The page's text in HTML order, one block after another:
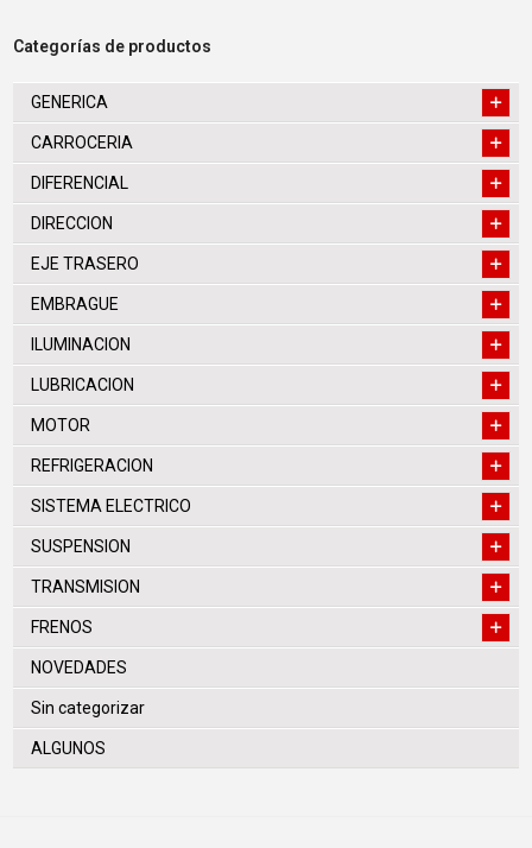
Categorías de productos
GENERICA
CARROCERIA
DIFERENCIAL
DIRECCION
EJE TRASERO
EMBRAGUE
ILUMINACION
LUBRICACION
MOTOR
REFRIGERACION
SISTEMA ELECTRICO
SUSPENSION
TRANSMISION
FRENOS
NOVEDADES
Sin categorizar
ALGUNOS